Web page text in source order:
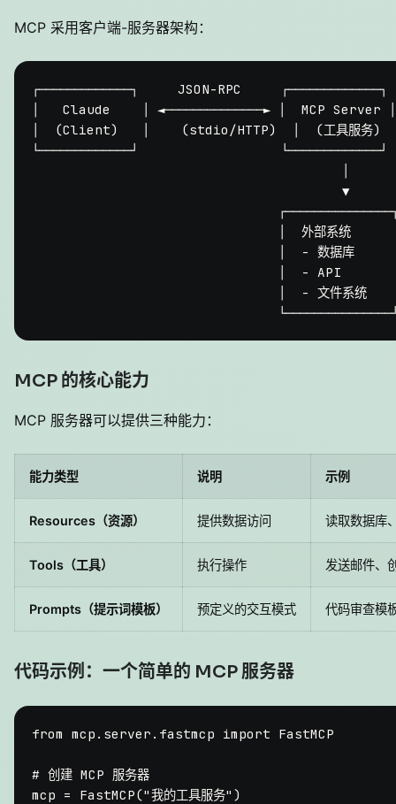
MCP 采用客户端-服务器架构：
┌─────────────┐     JSON-RPC     ┌─────────────┐
│   Claude    │ ◄──────────────► │  MCP Server │
│  (Client)   │    (stdio/HTTP)  │  (工具服务)
└─────────────┘                  └─────────────┘
                                       ▼
│  外部系统
│  - 数据库
│  - API
│  - 文件系统
MCP 的核心能力
MCP 服务器可以提供三种能力：
能力类型 说明 示例
Resources（资源） 提供数据访问 读取数据库
Tools（工具） 执行操作 发送邮件、
Prompts（提示词模板） 预定义的交互模式 代码审查模
代码示例：一个简单的 MCP 服务器
from mcp.server.fastmcp import FastMCP
# 创建 MCP 服务器
mcp = FastMCP("我的工具服务" )